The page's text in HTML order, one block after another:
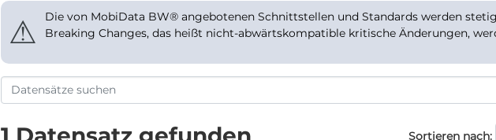
⚠
Die von MobiData BW® angebotenen Schnittstellen und Standards werden
Breaking Changes, das heißt nicht-abwärtskompatible kritische Änderungen,
Sortieren nach